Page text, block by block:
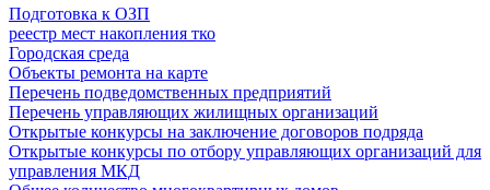
Подготовка к ОЗП
реестр мест накопления тко
Городская среда
Объекты ремонта на карте
Перечень подведомственных предприятий
Перечень управляющих жилищных организаций
Открытые конкурсы на заключение договоров подряда
Открытые конкурсы по отбору управляющих организаций для
управления МКД